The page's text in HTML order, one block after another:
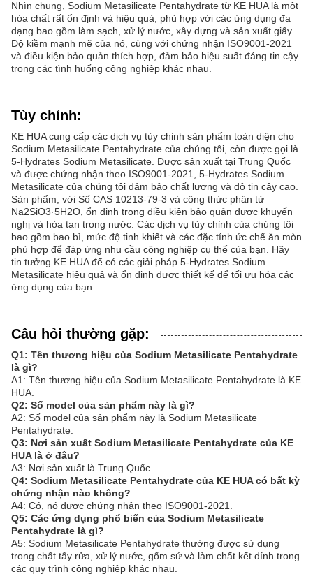
Nhìn chung, Sodium Metasilicate Pentahydrate từ KE HUA là một
hóa chất rất ổn định và hiệu quả, phù hợp với các ứng dụng đa
dạng bao gồm làm sạch, xử lý nước, xây dựng và sản xuất giấy.
Độ kiềm mạnh mẽ của nó, cùng với chứng nhận ISO9001-2021
và điều kiện bảo quản thích hợp, đảm bảo hiệu suất đáng tin cậy
trong các tình huống công nghiệp khác nhau.
Tùy chỉnh:
KE HUA cung cấp các dịch vụ tùy chỉnh sản phẩm toàn diện cho
Sodium Metasilicate Pentahydrate của chúng tôi, còn được gọi là
5-Hydrates Sodium Metasilicate. Được sản xuất tại Trung Quốc
và được chứng nhận theo ISO9001-2021, 5-Hydrates Sodium
Metasilicate của chúng tôi đảm bảo chất lượng và độ tin cậy cao.
Sản phẩm, với Số CAS 10213-79-3 và công thức phân tử
Na2SiO3·5H2O, ổn định trong điều kiện bảo quản được khuyến
nghị và hòa tan trong nước. Các dịch vụ tùy chỉnh của chúng tôi
bao gồm bao bì, mức độ tinh khiết và các đặc tính ức chế ăn mòn
phù hợp để đáp ứng nhu cầu công nghiệp cụ thể của bạn. Hãy
tin tưởng KE HUA để có các giải pháp 5-Hydrates Sodium
Metasilicate hiệu quả và ổn định được thiết kế để tối ưu hóa các
ứng dụng của bạn.
Câu hỏi thường gặp:
Q1: Tên thương hiệu của Sodium Metasilicate Pentahydrate
là gì?
A1: Tên thương hiệu của Sodium Metasilicate Pentahydrate là KE
HUA.
Q2: Số model của sản phẩm này là gì?
A2: Số model của sản phẩm này là Sodium Metasilicate
Pentahydrate.
Q3: Nơi sản xuất Sodium Metasilicate Pentahydrate của KE
HUA là ở đâu?
A3: Nơi sản xuất là Trung Quốc.
Q4: Sodium Metasilicate Pentahydrate của KE HUA có bất kỳ
chứng nhận nào không?
A4: Có, nó được chứng nhận theo ISO9001-2021.
Q5: Các ứng dụng phổ biến của Sodium Metasilicate
Pentahydrate là gì?
A5: Sodium Metasilicate Pentahydrate thường được sử dụng
trong chất tẩy rửa, xử lý nước, gốm sứ và làm chất kết dính trong
các quy trình công nghiệp khác nhau.